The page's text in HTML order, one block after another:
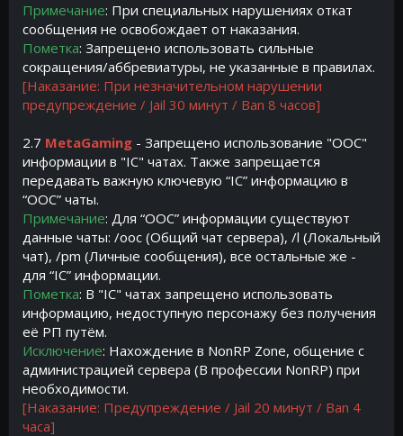
Примечание: При специальных нарушениях откат
сообщения не освобождает от наказания.
Пометка: Запрещено использовать сильные
сокращения/аббревиатуры, не указанные в правилах.
[Наказание: При незначительном нарушении
предупреждение / Jail 30 минут / Ban 8 часов]
2.7 MetaGaming - Запрещено использование "OOC"
информации в "IC" чатах. Также запрещается
передавать важную ключевую “IC” информацию в
“OOC” чаты.
Примечание: Для “OOC” информации существуют
данные чаты: /ooc (Общий чат сервера), /l (Локальный
чат), /pm (Личные сообщения), все остальные же -
для “IC” информации.
Пометка: В "IC" чатах запрещено использовать
информацию, недоступную персонажу без получения
её РП путём.
Исключение: Нахождение в NonRP Zone, общение с
администрацией сервера (В профессии NonRP) при
необходимости.
[Наказание: Предупреждение / Jail 20 минут / Ban 4
часа]